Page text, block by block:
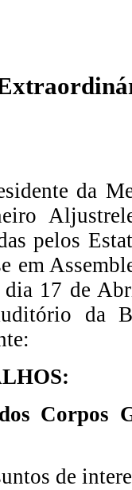
da
pelos
em
17 de
da
Corpos
de